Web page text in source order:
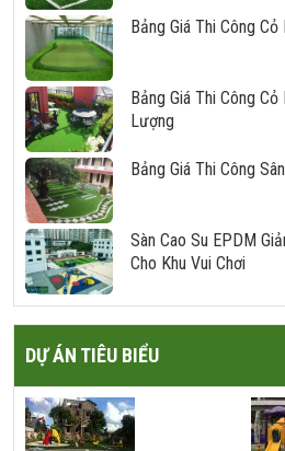
Bảng Giá Thi Công
Bảng Giá Thi Công
Lượng
Bảng Giá Thi Công
Sàn Cao Su EPDM
Cho Khu Vui Chơi
DỰ ÁN TIÊU BIỂU